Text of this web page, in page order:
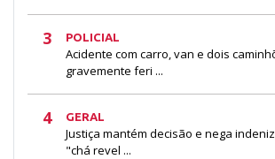
3 POLICIAL
Acidente com carro, van e dois
gravemente feri ...
4 GERAL
Justiça mantém decisão e nega
"chá revel ...